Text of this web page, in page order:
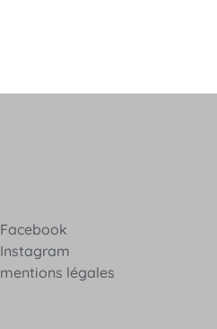
Facebook
Instagram
mentions légales